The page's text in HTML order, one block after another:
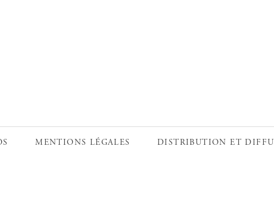
MENTIONS LÉGALES DISTRIBUTION ET